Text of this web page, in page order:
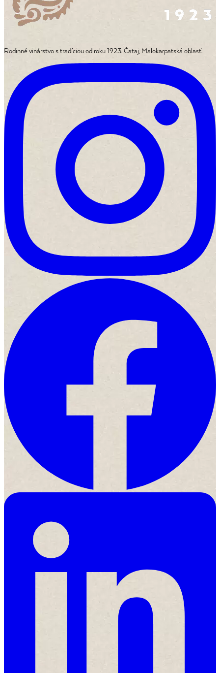
Rodinné vinárstvo s tradíciou od roku 1923. Čataj, Malokarpatská oblasť.